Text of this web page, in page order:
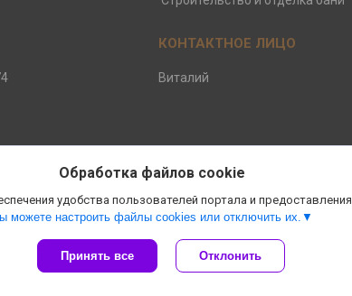
Виталий
Сайт создан на платформе Deal.by
Политика обработки файлов cookies
Обработка файлов cookie
удобства пользователей портала и
можете настроить файлы cookies или отключить их.
Принять все Отклонить